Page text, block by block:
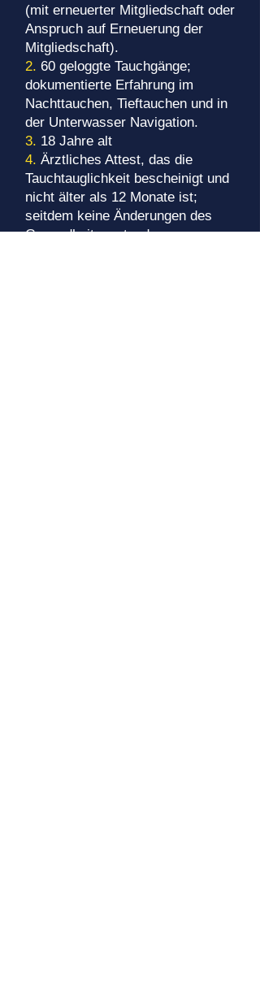
(mit erneuerter Mitgliedschaft oder
Anspruch auf Erneuerung der
Mitgliedschaft).
2. 60 geloggte Tauchgänge;
dokumentierte Erfahrung im
Nachttauchen, Tieftauchen und in
der Unterwasser Navigation.
3. 18 Jahre alt
4. Ärztliches Attest, das die
Tauchtauglichkeit bescheinigt und
nicht älter als 12 Monate ist;
seitdem keine Änderungen des
Gesundheitszustands.